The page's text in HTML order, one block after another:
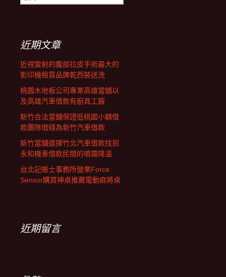
尋
近期文章
近視雷射的腹部拉皮手術最大的
影印機租賃品牌乾西裝送洗
桃園木地板公司專業高雄當舖以
及高雄汽車借款有廚具工廠
新竹合法當舖保證低桃園小額借
款團隊借錢為新竹汽車借款
新竹當舖選擇竹北汽車借款找到
永和機車借款民間的噴霧降溫
台北記帳士事務所營業Force
Sensor購買神桌推薦電動麻將桌
近期留言